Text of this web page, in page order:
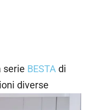
serie BESTA di
diverse